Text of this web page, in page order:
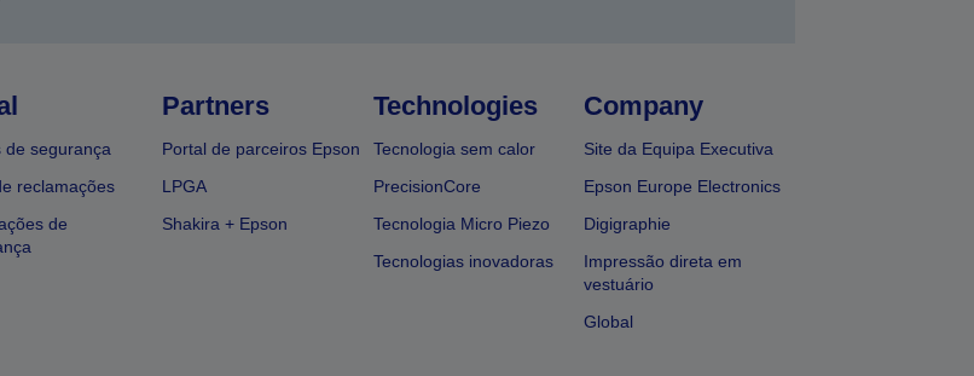
de segurança
reclamações
de
Partners
Portal de parceiros Epson
LPGA
Shakira + Epson
Technologies
Tecnologia sem calor
PrecisionCore
Tecnologia Micro Piezo
Tecnologias inovadoras
Company
Site da Equipa Executiva
Epson Europe Electronics
Digigraphie
Impressão direta em
vestuário
Global